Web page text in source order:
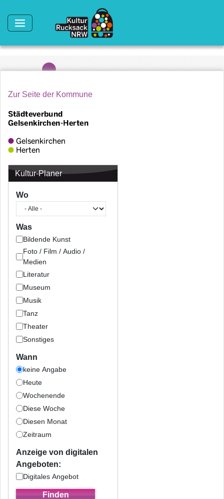
Zur Seite der Kommune
Kultur-Planer
Wo
Was
Bildende Kunst
Foto / Film / Audio /
Medien
Literatur
Museum
Musik
Tanz
Theater
Sonstiges
Wann
keine Angabe
Heute
Wochenende
Diese Woche
Diesen Monat
Zeitraum
Anzeige von digitalen
Angeboten:
Digitales Angebot